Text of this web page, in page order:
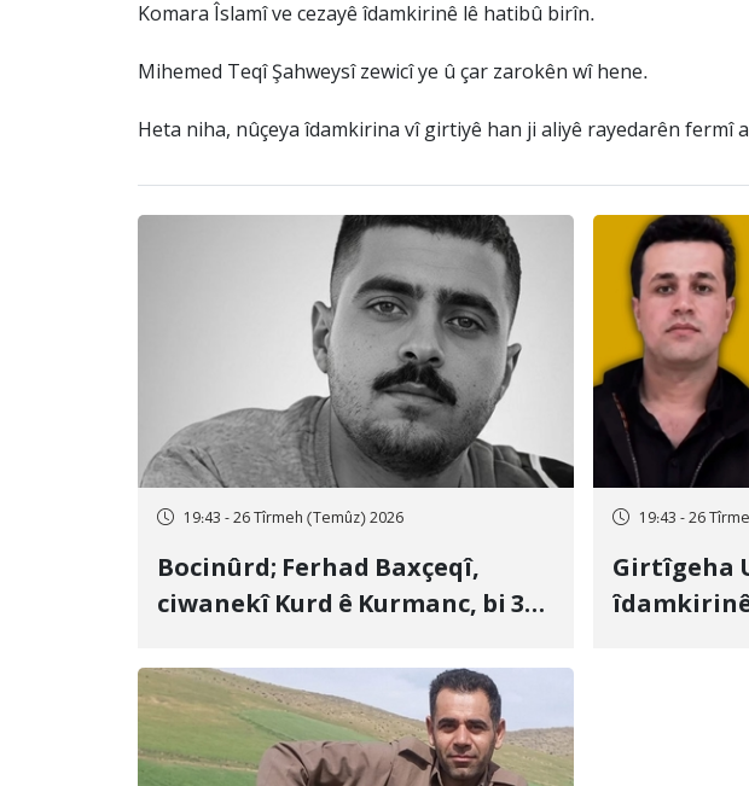
Komara Îslamî ve cezayê îdamkirinê lê hatibû birîn.
Mihemed Teqî Şahweysî zewicî ye û çar zarokên wî hene.
Heta niha, nûçeya îdamkirina vî girtiyê han ji aliyê rayedarên fermî
19:43 - 26 Tîrmeh (Temûz) 2026
Bocinûrd; Ferhad Baxçeqî,
ciwanekî Kurd ê Kurmanc, bi 3
cezakirin
19:43 - 26
Girtîgeha